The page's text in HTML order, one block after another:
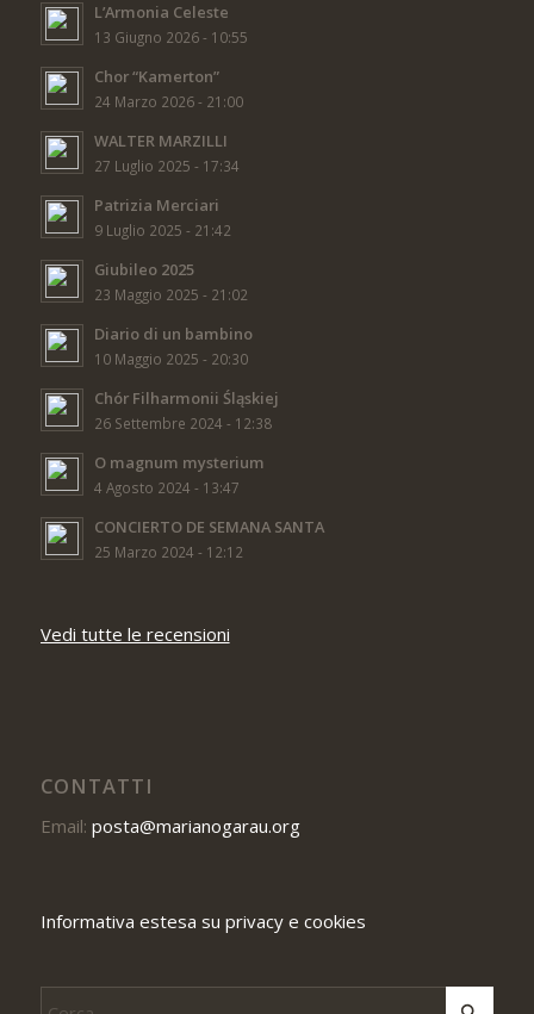
L’Armonia Celeste
13 Giugno 2026 - 10:55
Chor “Kamerton”
24 Marzo 2026 - 21:00
WALTER MARZILLI
27 Luglio 2025 - 17:34
Patrizia Merciari
9 Luglio 2025 - 21:42
Giubileo 2025
23 Maggio 2025 - 21:02
Diario di un bambino
10 Maggio 2025 - 20:30
Chór Filharmonii Śląskiej
26 Settembre 2024 - 12:38
O magnum mysterium
4 Agosto 2024 - 13:47
CONCIERTO DE SEMANA SANTA
25 Marzo 2024 - 12:12
Vedi tutte le recensioni
CONTATTI
Email: posta@marianogarau.org
Informativa estesa su privacy e cookies